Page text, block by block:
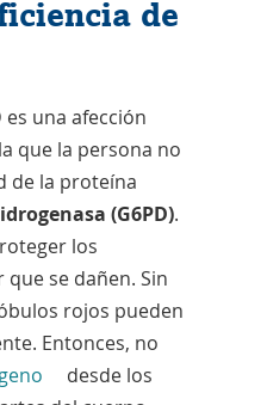
de
es una afección
que la persona no
de la proteína
(G6PD).
los
que se dañen. Sin
rojos pueden
Entonces, no
desde los